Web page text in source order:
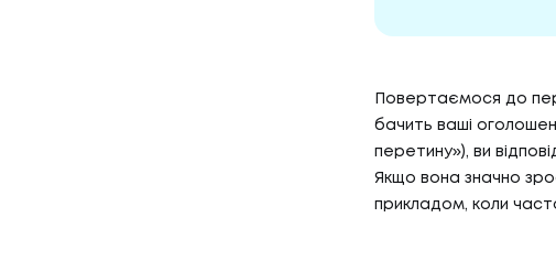
Повертаємося до
бачить ваші
перетину»), ви
Якщо вона значно
прикладом, коли